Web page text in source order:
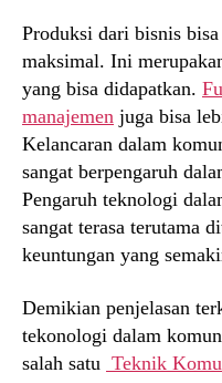
Produksi dari bisnis
maksimal. Ini
yang bisa didapatkan.
manajemen juga bisa
Kelancaran dalam
sangat berpengaruh
Pengaruh teknologi
sangat terasa terutama
keuntungan yang
Demikian penjelasan
tekonologi dalam
salah satu Teknik